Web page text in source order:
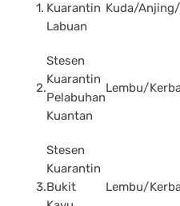
1. Kuarantin
Labuan
Kuda/
2.
Stesen
Kuarantin
Pelabuhan
Kuantan
Lembu/
3.
Stesen
Kuarantin
Bukit
Lembu/